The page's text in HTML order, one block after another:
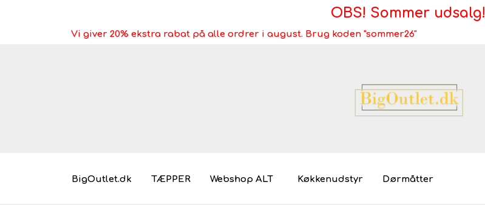
OBS! Sommer udsalg!
Vi giver 20% ekstra rabat på alle ordrer i august. Brug koden "sommer26"
BigOutlet.dk TÆPPER Webshop ALT Køkkenudstyr Dørmåtter